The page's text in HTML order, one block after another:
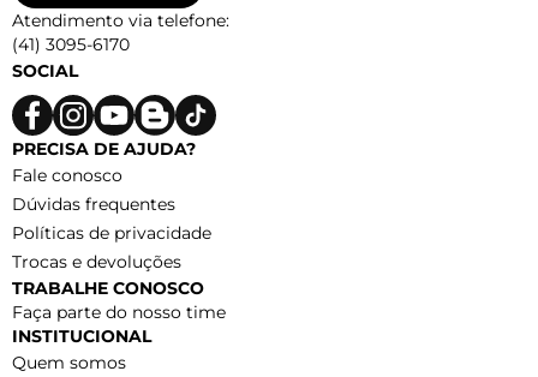
Atendimento via telefone:
(41) 3095-6170
SOCIAL
PRECISA DE AJUDA?
Fale conosco
Dúvidas frequentes
Políticas de privacidade
Trocas e devoluções
TRABALHE CONOSCO
Faça parte do nosso time
INSTITUCIONAL
Quem somos